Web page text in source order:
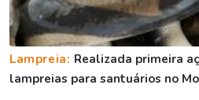
Lampreia: Realizada primeira
lampreias para santuários no